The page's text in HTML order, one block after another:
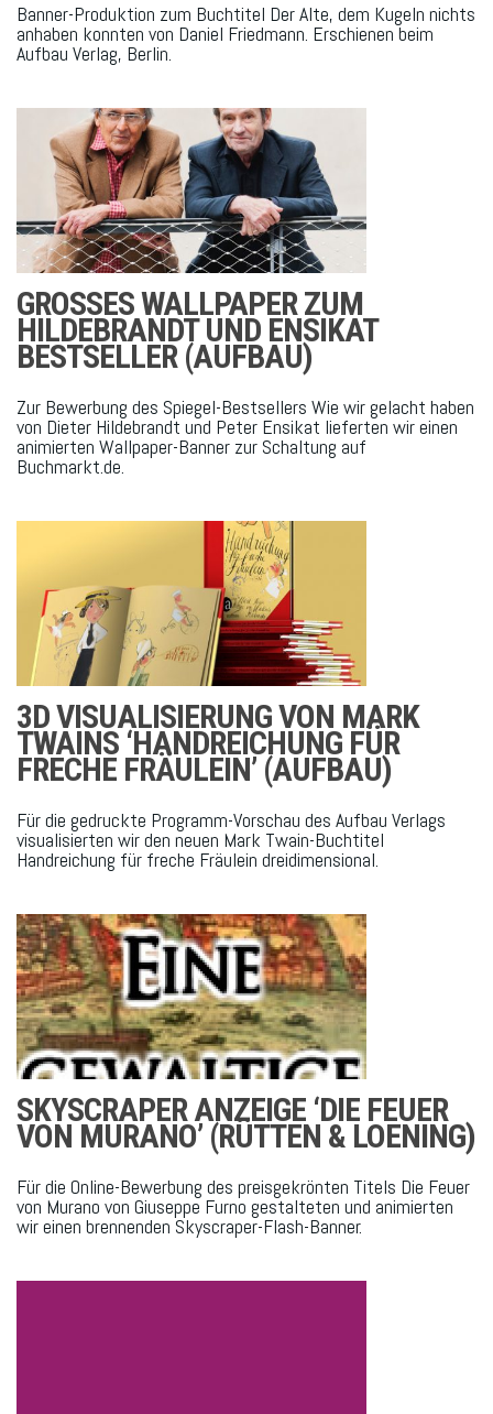
Banner-Produktion zum Buchtitel Der Alte, dem Kugeln nichts
anhaben konnten von Daniel Friedmann. Erschienen beim
Aufbau Verlag, Berlin.
GROSSES WALLPAPER ZUM H
ILDEBRANDT UND ENSIKAT B
ESTSELLER (AUFBAU)
Zur Bewerbung des Spiegel-Bestsellers Wie wir gelacht haben
von Dieter Hildebrandt und Peter Ensikat lieferten wir einen
animierten Wallpaper-Banner zur Schaltung auf
Buchmarkt.de.
3D VISUALISIERUNG VON MARK
TWAINS ‘HANDREICHUNG FÜR
FRECHE FRÄULEIN’ (AUFBAU)
Für die gedruckte Programm-Vorschau des Aufbau Verlags
visualisierten wir den neuen Mark Twain-Buchtitel
Handreichung für freche Fräulein dreidimensional.
SKYSCRAPER ANZEIGE ‘DIE FEUER
VON MURANO’ (RÜTTEN & LOENING)
Für die Online-Bewerbung des preisgekrönten Titels Die Feuer
von Murano von Giuseppe Furno gestalteten und animierten
wir einen brennenden Skyscraper-Flash-Banner.